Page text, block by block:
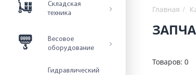
Складская
техника
Весовое
оборудование
Гидравлический
Главная
Товаров: 0